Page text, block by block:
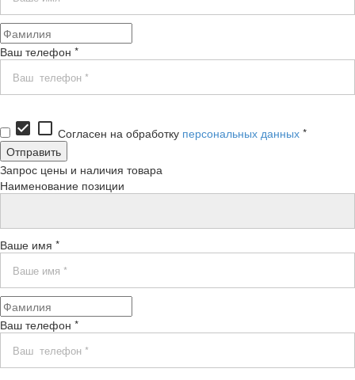
Ваш телефон *
check_box check_box_outline_blank Согласен на обработку персональных данных *
Запрос цены и наличия товара
Наименование позиции
Ваше имя *
Ваш телефон *